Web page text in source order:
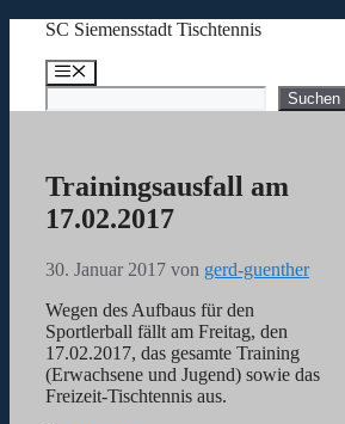
springen
SC Siemensstadt Tischtennis
Menü
Suchen Suchen
Trainingsausfall am
17.02.2017
30. Januar 2017 von gerd-guenther
Wegen des Aufbaus für den
Sportlerball fällt am Freitag, den
17.02.2017, das gesamte Training
(Erwachsene und Jugend) sowie das
Freizeit-Tischtennis aus.